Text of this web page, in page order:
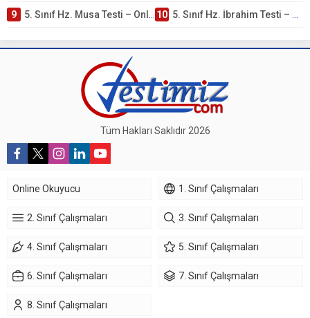
9 5. Sınıf Hz. Musa Testi – Online Çöz 10 5. Sınıf Hz. İbrahim Testi – Online Çöz
Tüm Hakları Saklıdır 2026
Online Okuyucu 1. Sınıf Çalışmaları
2. Sınıf Çalışmaları 3. Sınıf Çalışmaları
4. Sınıf Çalışmaları 5. Sınıf Çalışmaları
6. Sınıf Çalışmaları 7. Sınıf Çalışmaları
8. Sınıf Çalışmaları